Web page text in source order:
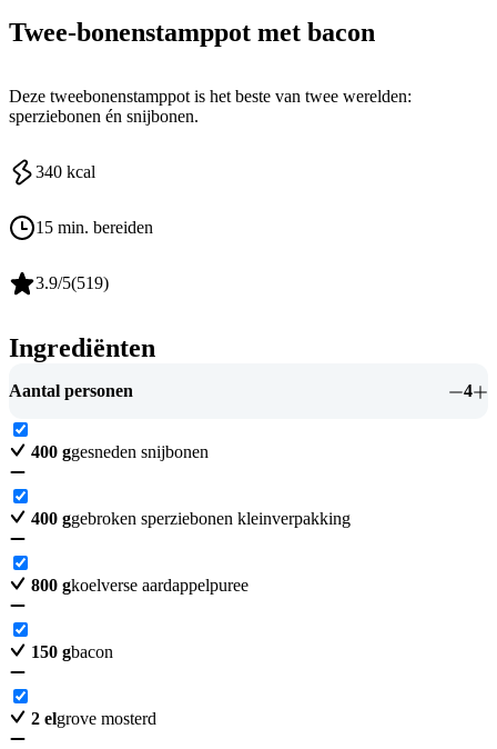
Twee-bonenstamppot met bacon
Deze tweebonenstamppot is het beste van twee werelden:
sperziebonen én snijbonen.
340 kcal
15 min. bereiden
3.9/5(519)
Ingrediënten
Aantal personen 4
400 ggesneden snijbonen
400 ggebroken sperziebonen kleinverpakking
800 gkoelverse aardappelpuree
150 gbacon
2 elgrove mosterd